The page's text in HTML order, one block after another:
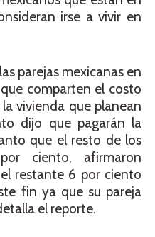
irse a vivir en
parejas mexicanas en
comparten el costo
vivienda que planean
dijo que pagarán la
que el resto de los
ciento, afirmaron
restante 6 por ciento
fin ya que su pareja
el reporte.